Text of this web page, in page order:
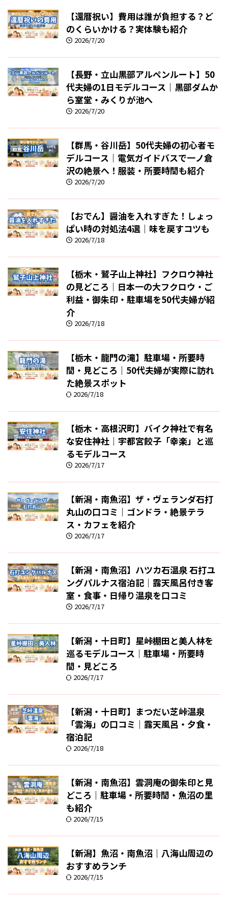
【還暦祝い】費用は誰が負担する？ど
のくらいかける？実体験も紹介
2026/7/20
【長野・立山黒部アルペンルート】50
代夫婦の1日モデルコース｜黒部ダムか
ら室堂・みくりが池へ
2026/7/20
【群馬・谷川岳】50代夫婦の初心者モ
デルコース｜電気ガイドバスで一ノ倉
沢の絶景へ！服装・所要時間も紹介
2026/7/20
【おでん】醤油を入れすぎた！しょっ
ぱい時の対処法4選｜味を戻すコツも
2026/7/18
【栃木・鷲子山上神社】フクロウ神社
の見どころ｜日本一の大フクロウ・ご
利益・御朱印・駐車場を50代夫婦が紹
介
2026/7/18
【栃木・龍門の滝】駐車場・所要時
間・見どころ｜50代夫婦が実際に訪れ
た絶景スポット
2026/7/18
【栃木・高根沢町】バイク神社で有名
な安住神社｜宇都宮餃子「幸楽」と巡
るモデルコース
2026/7/17
【新潟・南魚沼】ザ・ヴェランダ石打
丸山の口コミ｜ゴンドラ・絶景テラ
ス・カフェを紹介
2026/7/17
【新潟・南魚沼】ハツカ石温泉 石打ユ
ングパルナス宿泊記｜露天風呂付き客
室・食事・日帰り温泉を口コミ
2026/7/17
【新潟・十日町】星峠棚田と美人林を
巡るモデルコース｜駐車場・所要時
間・見どころ
2026/7/17
【新潟・十日町】まつだい芝峠温泉
「雲海」の口コミ｜露天風呂・夕食・
宿泊記
2026/7/18
【新潟・南魚沼】雲洞庵の御朱印と見
どころ｜駐車場・所要時間・魚沼の里
も紹介
2026/7/15
【新潟】魚沼・南魚沼｜八海山周辺の
おすすめランチ
2026/7/15